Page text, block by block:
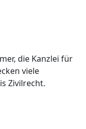
die Kanzlei für
viele
Zivilrecht.